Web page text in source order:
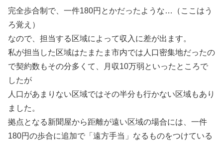
完全歩合制で、一件180円とかだったような…（ここはう
ろ覚え）
なので、担当する区域によって収入に差が出ます。
私が担当した区域はたまたま市内では人口密集地だったの
で契約数もその分多くて、月収10万弱といったところで
したが
人口があまりない区域ではその半分も行かない区域もあり
ました。
拠点となる新聞屋から距離が遠い区域の場合には、一件
180円の歩合に追加で「遠方手当」なるものをつけている